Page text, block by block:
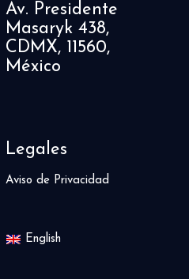
Av. Presidente
Masaryk 438,
CDMX, 11560,
México
Legales
Aviso de Privacidad
English